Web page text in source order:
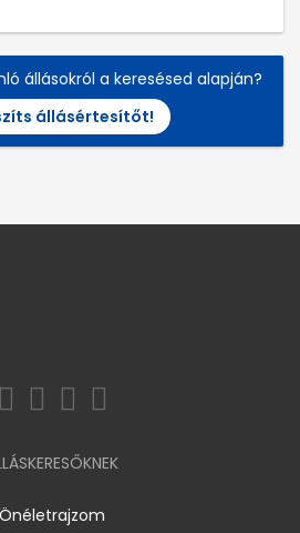
állásokról a keresésed alapján?
állásértesítőt!
Önéletrajzom